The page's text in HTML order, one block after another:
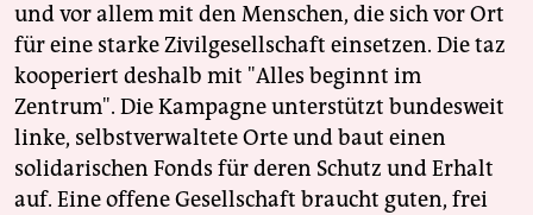
und vor allem mit den Menschen, die sich vor Ort
für eine starke Zivilgesellschaft einsetzen. Die taz
kooperiert deshalb mit "Alles beginnt im
Zentrum". Die Kampagne unterstützt bundesweit
linke, selbstverwaltete Orte und baut einen
solidarischen Fonds für deren Schutz und Erhalt
auf. Eine offene Gesellschaft braucht guten, frei